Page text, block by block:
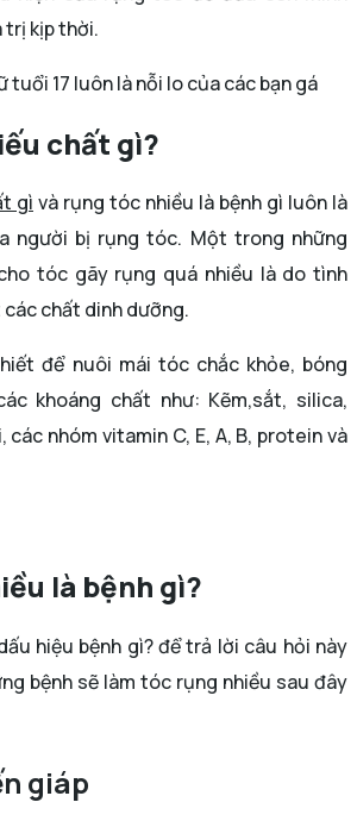
trị kịp thời.
tuổi 17 luôn là nỗi lo của các bạn gá
chất gì?
gì và rụng tóc nhiều là bệnh gì luôn là
người bị rụng tóc. Một trong những
tóc gãy rụng quá nhiều là do tình
chất dinh dưỡng.
để nuôi mái tóc chắc khỏe, bóng
khoáng chất như: Kẽm,sắt, silica,
nhóm vitamin C, E, A, B, protein và
là bệnh gì?
hiệu bệnh gì? để trả lời câu hỏi này
bệnh sẽ làm tóc rụng nhiều sau đây
giáp